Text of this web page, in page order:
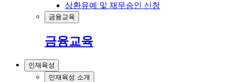
상환유예 및 채무승인 신청
금융교육
금융교육
인재육성
인재육성 소개